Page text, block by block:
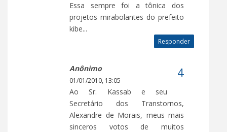
Essa sempre foi a tônica dos
projetos mirabolantes do prefeito
kibe...
Responder
Anônimo
01/01/2010, 13:05
Ao Sr. Kassab e seu
Secretário dos Transtornos,
Alexandre de Morais, meus mais
sinceros votos de muitos